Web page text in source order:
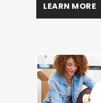
LEARN MORE